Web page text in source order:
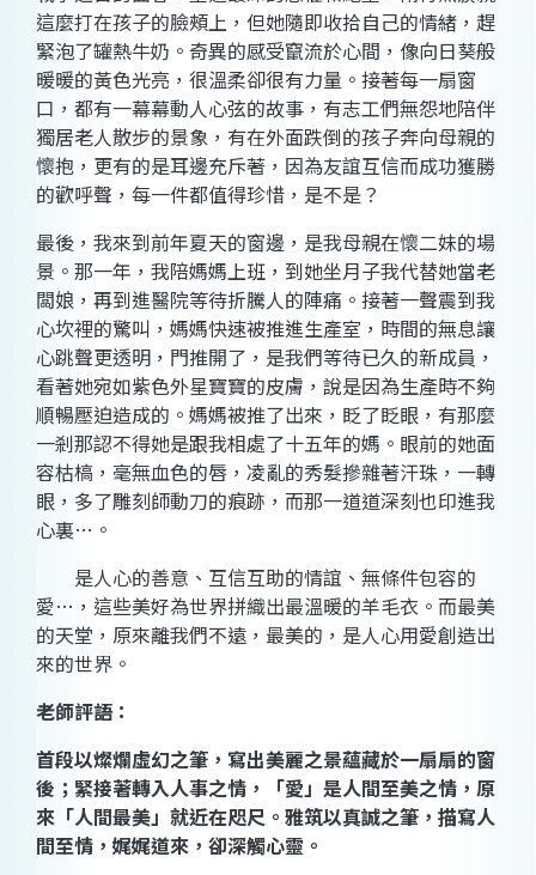
這麼打在孩子的臉頰上，但她隨即收拾自己的情緒，趕
緊泡了罐熱牛奶。奇異的感受竄流於心間，像向日葵般
暖暖的黃色光亮，很溫柔卻很有力量。接著每一扇窗
口，都有一幕幕動人心弦的故事，有志工們無怨地陪伴
獨居老人散步的景象，有在外面跌倒的孩子奔向母親的
懷抱，更有的是耳邊充斥著，因為友誼互信而成功獲勝
的歡呼聲，每一件都值得珍惜，是不是？
最後，我來到前年夏天的窗邊，是我母親在懷二妹的場
景。那一年，我陪媽媽上班，到她坐月子我代替她當老
闆娘，再到進醫院等待折騰人的陣痛。接著一聲震到我
心坎裡的驚叫，媽媽快速被推進生產室，時間的無息讓
心跳聲更透明，門推開了，是我們等待已久的新成員，
看著她宛如紫色外星寶寶的皮膚，說是因為生產時不夠
順暢壓迫造成的。媽媽被推了出來，眨了眨眼，有那麼
一剎那認不得她是跟我相處了十五年的媽。眼前的她面
容枯槁，毫無血色的唇，凌亂的秀髮摻雜著汗珠，一轉
眼，多了雕刻師動刀的痕跡，而那一道道深刻也印進我
心裏…。
是人心的善意、互信互助的情誼、無條件包容的
愛…，這些美好為世界拼織出最溫暖的羊毛衣。而最美
的天堂，原來離我們不遠，最美的，是人心用愛創造出
來的世界。
老師評語：
首段以燦爛虛幻之筆，寫出美麗之景蘊藏於一扇扇的窗
後；緊接著轉入人事之情，「愛」是人間至美之情，原
來「人間最美」就近在咫尺。雅筑以真誠之筆，描寫人
間至情，娓娓道來，卻深觸心靈。